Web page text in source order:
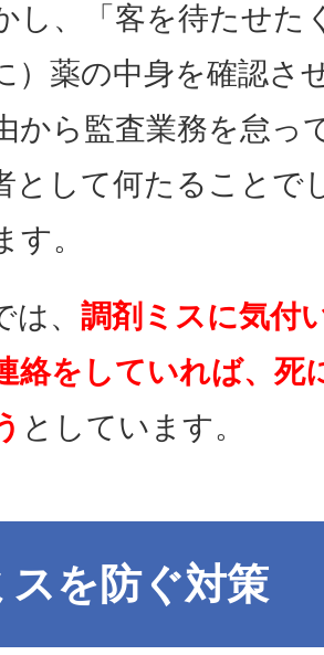
し、「客を待たせた
）薬の中身を確認さ
から監査業務を怠っ
として何たることで
す。
、 調剤ミスに気付
絡をしていれば、死
としています。
スを防ぐ対策